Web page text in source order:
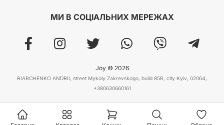
МИ В СОЦІАЛЬНИХ МЕРЕЖАХ
Joy © 2026
RIABCHENKO ANDRII, street Mykoly Zakrevskogo, build 85B, city Kyiv, 02064,
+380630660161